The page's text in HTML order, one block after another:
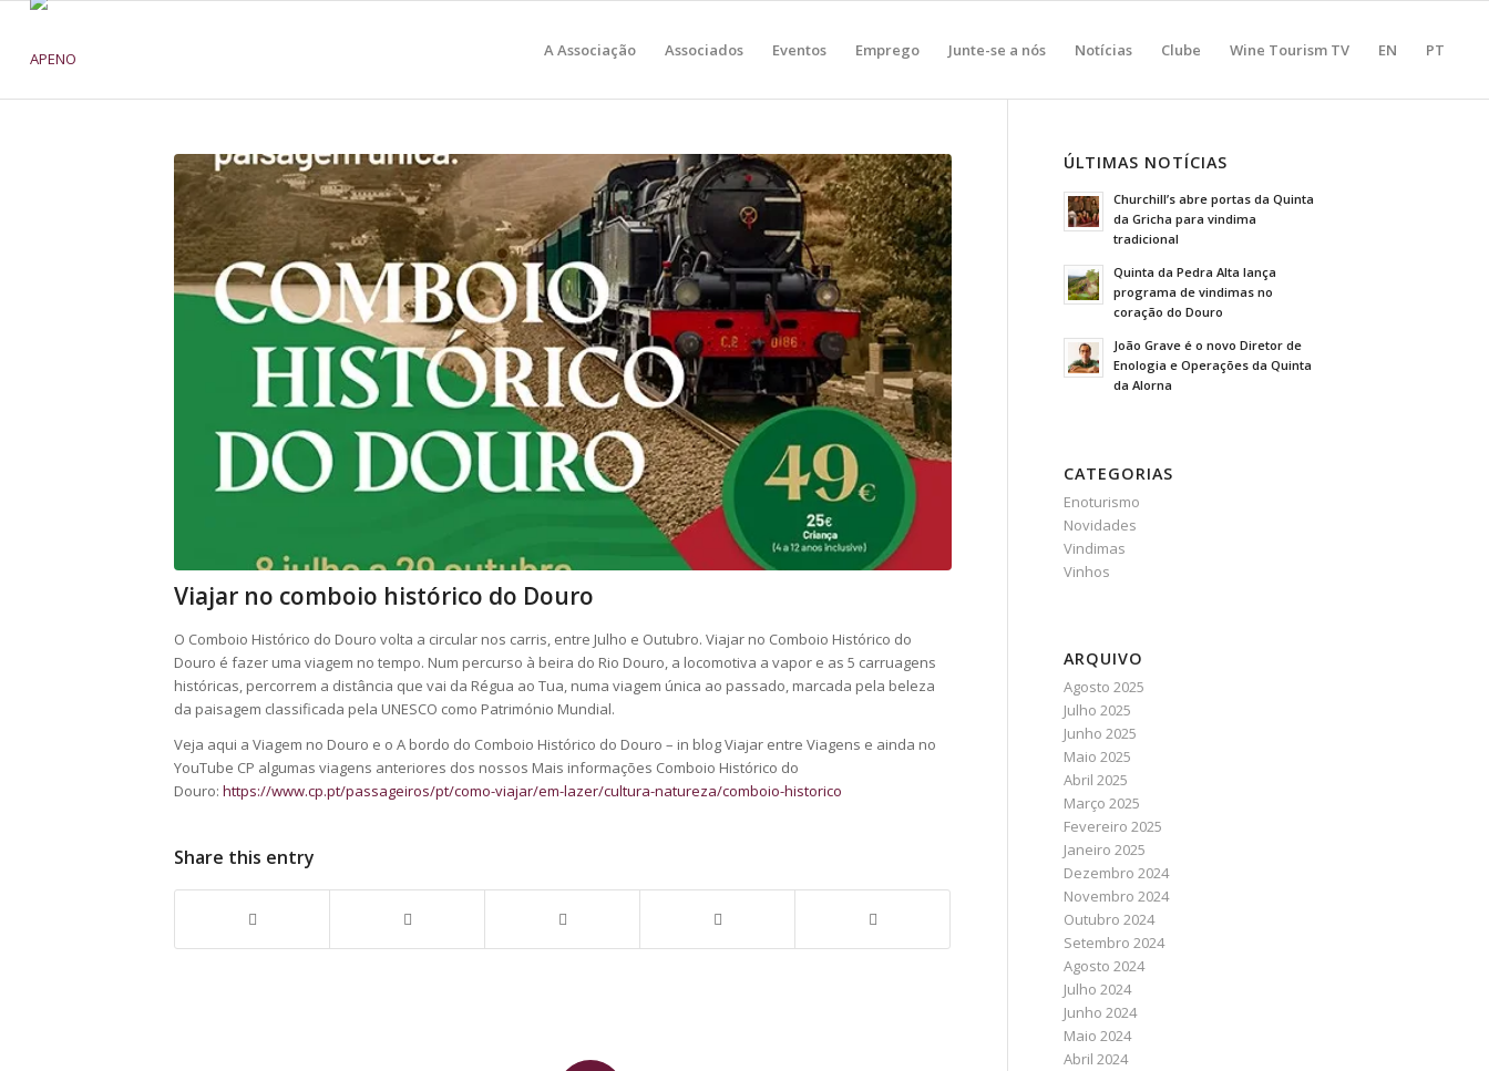
A Associação Associados Eventos Emprego Junte-se a nós Notícias Clube Wine Tourism TV EN PT
Viajar no comboio histórico do Douro
O Comboio Histórico do Douro volta a circular nos carris, entre Julho e Outubro. Viajar no Comboio Histórico do
Douro é fazer uma viagem no tempo. Num percurso à beira do Rio Douro, a locomotiva a vapor e as 5 carruagens
históricas, percorrem a distância que vai da Régua ao Tua, numa viagem única ao passado, marcada pela beleza
da paisagem classificada pela UNESCO como Património Mundial.
Veja aqui a Viagem no Douro e o A bordo do Comboio Histórico do Douro – in blog Viajar entre Viagens e ainda no
YouTube CP algumas viagens anteriores dos nossos Mais informações Comboio Histórico do
Douro: https://www.cp.pt/passageiros/pt/como-viajar/em-lazer/cultura-natureza/comboio-historico
Share this entry
ÚLTIMAS NOTÍCIAS
Churchill’s abre portas da Quinta
da Gricha para vindima
tradicional
Quinta da Pedra Alta lança
programa de vindimas no
coração do Douro
João Grave é o novo Diretor de
Enologia e Operações da Quinta
da Alorna
CATEGORIAS
Enoturismo
Novidades
Vindimas
Vinhos
ARQUIVO
Agosto 2025
Julho 2025
Junho 2025
Maio 2025
Abril 2025
Março 2025
Fevereiro 2025
Janeiro 2025
Dezembro 2024
Novembro 2024
Outubro 2024
Setembro 2024
Agosto 2024
Julho 2024
Junho 2024
Maio 2024
Abril 2024